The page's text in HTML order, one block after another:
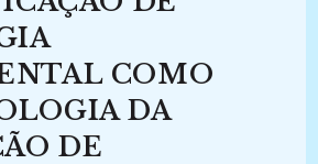
ARQUIVOS
COMO
DA
DE